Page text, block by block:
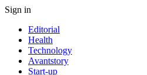
Sign in
Editorial
Health
Technology
Avantstory
Start-up